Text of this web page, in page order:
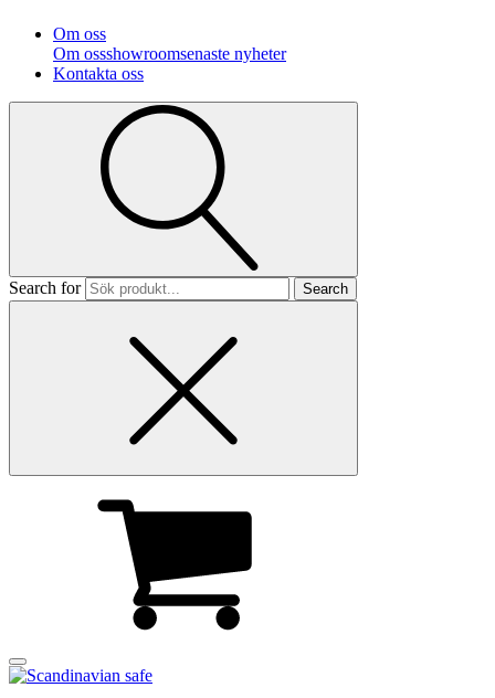
Om oss
Om ossshowroomsenaste nyheter
Kontakta oss
Search for